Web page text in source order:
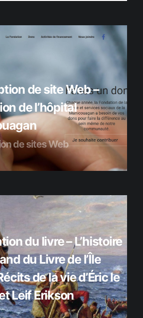
de site Web –
de l’hôpital
de sites Web
du livre – L’histoire
du Livre de l’Île
de la vie d’Éric le
Leif Erikson